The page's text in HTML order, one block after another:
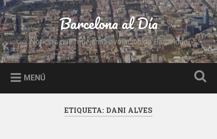
Saltar
al
contenido
Buscar Barcelona al Día
Noticias que reflejan la evolución de Barcelona
MENÚ
ETIQUETA: DANI ALVES